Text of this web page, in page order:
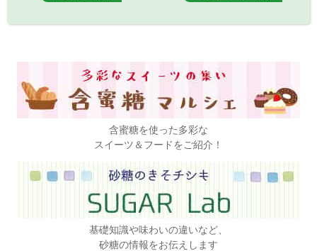
含蜜糖を使った多彩な
スイーツ＆フードをご紹介！
基礎知識や味わいの違いなど、
砂糖の情報をお伝えします